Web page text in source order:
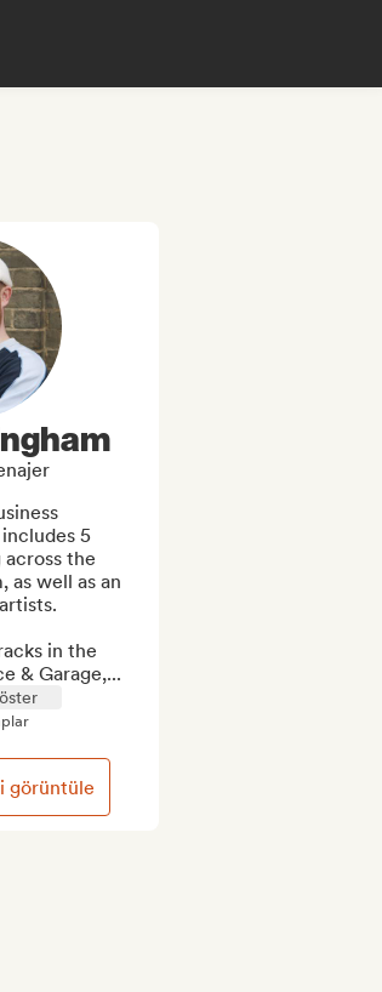
5
the
as well as an
in the
& Garage,...
görüntüle